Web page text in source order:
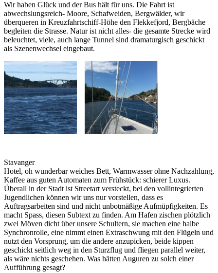
Wir haben Glück und der Bus hält für uns. Die Fahrt ist
abwechslungsreich- Moore, Schafweiden, Bergwälder, wir
überqueren in Kreuzfahrtschiff-Höhe den Flekkefjord, Bergbäche
begleiten die Strasse. Natur ist nicht alles- die gesamte Strecke wird
beleuchtet, viele, auch lange Tunnel sind dramaturgisch geschickt
als Szenenwechsel eingebaut.
Stavanger
Hotel, oh wunderbar weiches Bett, Warmwasser ohne Nachzahlung,
Kaffee aus guten Automaten zum Frühstück: schierer Luxus.
Überall in der Stadt ist Streetart versteckt, bei den vollintegrierten
Jugendlichen können wir uns nur vorstellen, dass es
Auftragsarbeiten sind und nicht unbotmäßige Aufmüpfigkeiten. Es
macht Spass, diesen Subtext zu finden. Am Hafen zischen plötzlich
zwei Möven dicht über unsere Schultern, sie machen eine halbe
Synchronrolle, eine nimmt einen Extraschwung mit den Flügeln und
nutzt den Vorsprung, um die andere anzupicken, beide kippen
geschickt seitlich weg in den Sturzflug und fliegen parallel weiter,
als wäre nichts geschehen. Was hätten Auguren zu solch einer
Aufführung gesagt?